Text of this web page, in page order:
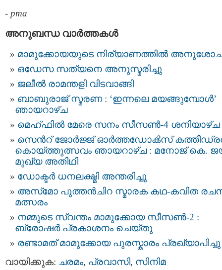
- pma
അനുബന്ധ വാര്‍ത്തകള്‍
മാമുക്കോയയുടെ നിര്യാണത്തിൽ
ഒഡേസ സത്യനെ അനുസ്മരിച്ചു
ജലീൽ രാമന്തളി വിടവാങ്ങി
ബാബുരാജ് സ്മരണ : ‘ഇന്നലെ മയങ്ങുമ്പോൾ’
ഞായറാഴ്ച
മെഹ്ഫിൽ മേരെ സനം സീസൺ-4 ശനിയാഴ്ച
സെന്‍റ് ജോർജ്ജ് ഓർത്തഡോൿസ്‌
കൊയ്ത്തുത്സവം ഞായറാഴ്ച : മനോജ് കെ.
മുഖ്യ അതിഥി
ഡോക്ടർ ധനലക്ഷ്മി അന്തരിച്ചു
അസ്‌മോ പുത്തൻചിറ സ്മാരക കഥ-കവിത
മത്സരം
നമ്മുടെ സ്വന്തം മാമുക്കോയ സീസൺ-2 :
ബ്രോഷർ പ്രകാശനം ചെയ്തു
രണ്ടാമത് മാമുക്കോയ പുരസ്കാരം പ്രഖ്യാപിച്ചു
വായിക്കുക: ചരമം, പ്രവാസി, സിനിമ